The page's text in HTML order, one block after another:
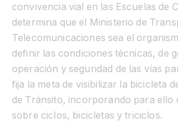
convivencia vial en las Escuelas de
determina que el Ministerio de
Telecomunicaciones sea el
definir las condiciones técnicas, de
operación y seguridad de las vías
fija la meta de visibilizar la bicicleta
de Tránsito, incorporando para ello
sobre ciclos, bicicletas y triciclos.